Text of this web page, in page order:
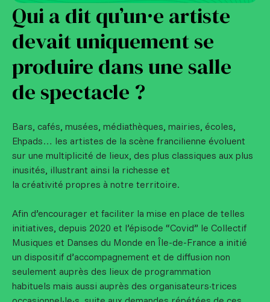
Qui a dit qu’un·e artiste
devait uniquement se
produire dans une salle
de spectacle ?
Bars, cafés, musées, médiathèques, mairies, écoles,
Ehpads… les artistes de la scène francilienne évoluent
sur une multiplicité de lieux, des plus classiques aux plus
inusités, illustrant ainsi la richesse et
la créativité propres à notre territoire.
Afin d’encourager et faciliter la mise en place de telles
initiatives, depuis 2020 et l’épisode “Covid” le Collectif
Musiques et Danses du Monde en Île-de-France a initié
un dispositif d’accompagnement et de diffusion non
seulement auprès des lieux de programmation
habituels mais aussi auprès des organisateurs·trices